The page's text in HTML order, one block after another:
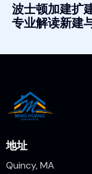
波士顿加建扩
专业解读新建
地址
Quincy, MA